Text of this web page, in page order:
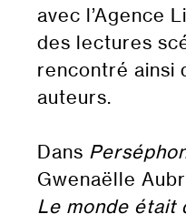
avec l’Agence
des lectures
rencontré ainsi
auteurs.
Dans
Gwenaëlle
Le monde était